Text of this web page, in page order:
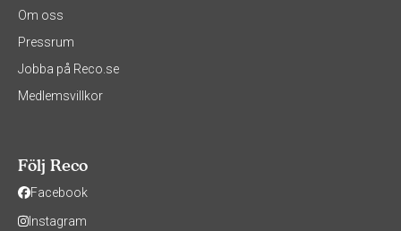
Om oss
Pressrum
Jobba på Reco.se
Medlemsvillkor
Följ Reco
Facebook
Instagram